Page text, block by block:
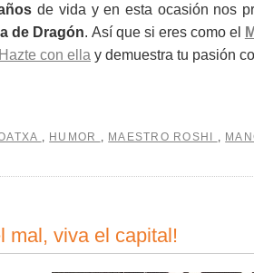
de vida y en esta ocasión nos
de Dragón. Así que si eres como el
Hazte con ella y demuestra tu pasión
, HUMOR , MAESTRO ROSHI ,
mal, viva el capital!